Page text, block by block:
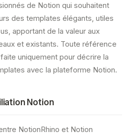
de Notion qui souhaitent
des templates élégants, utiles
apportant de la valeur aux
et existants. Toute référence
uniquement pour décrire la
avec la plateforme Notion.
Notion
NotionRhino et Notion